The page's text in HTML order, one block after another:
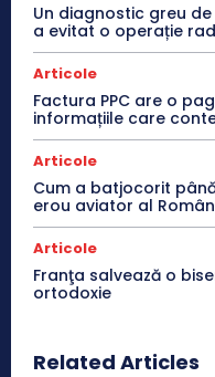
Un diagnostic greu
a evitat o operație
Articole
Factura PPC are o
informațiile care
Articole
Cum a batjocorit
erou aviator al
Articole
Franţa salvează o
ortodoxie
Related Articles